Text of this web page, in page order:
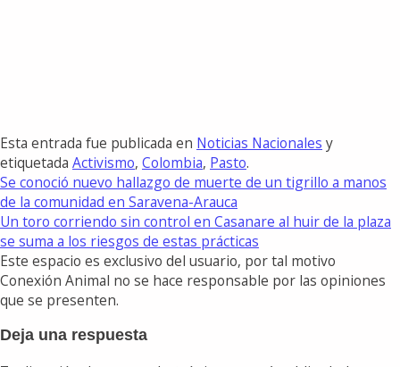
Esta entrada fue publicada en Noticias Nacionales y
etiquetada Activismo, Colombia, Pasto.
Se conoció nuevo hallazgo de muerte de un tigrillo a manos
de la comunidad en Saravena-Arauca
Un toro corriendo sin control en Casanare al huir de la plaza
se suma a los riesgos de estas prácticas
Este espacio es exclusivo del usuario, por tal motivo
Conexión Animal no se hace responsable por las opiniones
que se presenten.
Deja una respuesta